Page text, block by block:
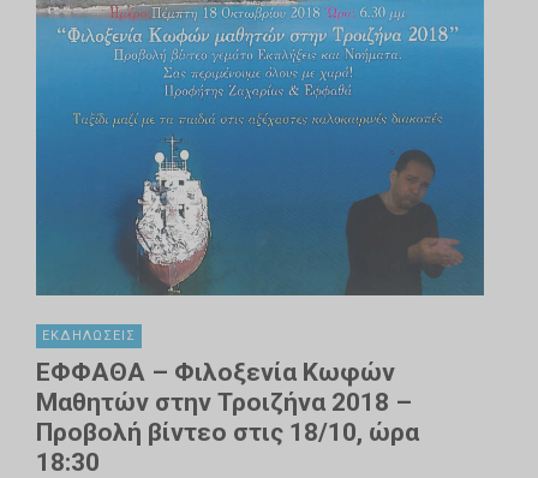
ΕΚΔΗΛΏΣΕΙΣ
ΕΦΦΑΘΑ – Φιλοξενία Κωφών
Μαθητών στην Τροιζήνα 2018 –
Προβολή βίντεο στις 18/10, ώρα
18:30